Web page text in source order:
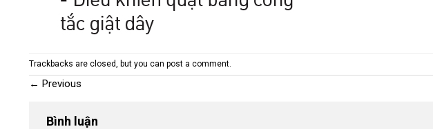
Trackbacks are closed, but you can post a comment
← Previous
Bình luận